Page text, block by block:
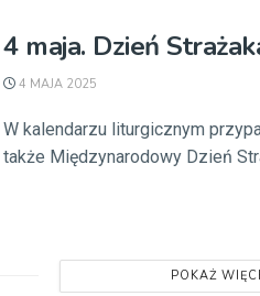
4 maja. Dzień
4 MAJA 2025
W kalendarzu liturgicznym
także Międzynarodowy Dzień
POKAŻ